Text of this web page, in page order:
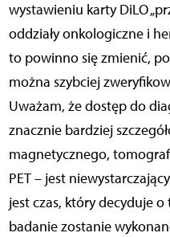
wystawieniu karty DiLO
oddziały onkologiczne i
to powinno się zmienić,
można szybciej
Uważam, że dostęp do
znacznie bardziej
magnetycznego,
PET – jest
jest czas, który decyduje
badanie zostanie